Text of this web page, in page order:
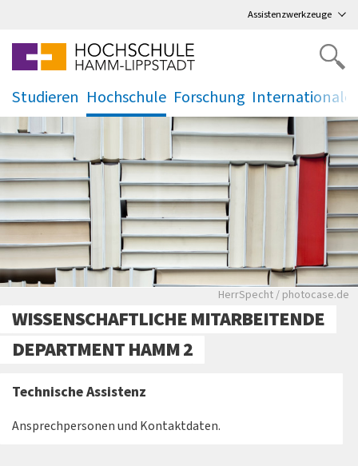
Assistenzwerkzeuge
Studieren
.
Hochschule
.
Forschung
. .
Bücher stehen in
HerrSpecht / photocase.de
WISSENSCHAFTLICHE MITARBEITENDE
DEPARTMENT HAMM 2
Technische Assistenz
Ansprechpersonen und Kontaktdaten.